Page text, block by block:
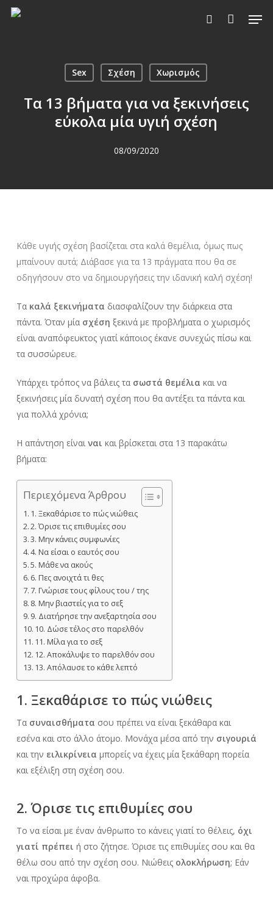
Skip
search
Sex Σχέση Χωρισμός
Τα 13 βήματα για να ξεκινήσεις
εύκολα μία υγιή σχέση
08/09/2020
Κάθε υγιής σχέση βασίζεται στα καλά θεμέλια, όμως πως
μπαίνουν αυτά; Διάβασε για τα 13 πράγματα που θα σε
οδηγήσουν στο να δημιουργήσεις την ιδανική καλή σχέση!
Τα καλά ξεκινήματα διασφαλίζουν την διάρκεια στα
πάντα. Όταν μία σχέση ξεκινά με προβλήματα ο χωρισμός
είναι αναπόφευκτoς γιατί κάποιος έκανε συνεχώς πίσω και
τα συσσώρευε.
Υπάρχει τρόπος να βάλεις τα σωστά θεμέλια και να
ξεκινήσεις μία δυνατή σχέση που θα αντέξει τα πάντα και
για πολλά χρόνια;
Η απάντηση είναιναι και βρίσκεται στα 13 παρακάτω
βήματα:
Περιεχόμενα Άρθρου
1. Ξεκαθάρισε το πώς νιώθεις
2. Όρισε τις επιθυμίες σου
3. Μην κάνεις συμφωνίες
4. Να είσαι ο εαυτός σου
5. Μάθε να ακούς
6. Πες ανοιχτά τι θες
7. Γνώρισε τους φίλους του / της
8. Μην βιαστείς για το σεξ
9. Διατήρησε την ανεξαρτησία σου
10. Δώσε τέλος στο παρελθόν
11. Μίλα για το σεξ
12. Αποκάλυψε το παρελθόν σου
13. Απόλαυσε το κάθε λεπτό
1. Ξεκαθάρισε το πώς νιώθεις
Τα συναισθήματα σου πρέπει να είναι ξεκάθαρα και
εσένα και στο άλλο άτομο. Μονάχα μέσα από την σιγουριά
και την ειλικρίνεια μπορείς να έχεις μία ξεκάθαρη πορεία
και εξέλιξη στη σχέση σου.
2. Όρισε τις επιθυμίες σου
Το να είσαι με έναν άνθρωπο το κάνεις γιατί το θέλεις, όχι
γιατί πρέπει ή στο ζήτησε. Όρισε τις επιθυμίες σου και θα
θέλω σου από την σχέση σου. Νιώθεις ολοκλήρωση; Εάν
ναι προχώρα άφοβα.